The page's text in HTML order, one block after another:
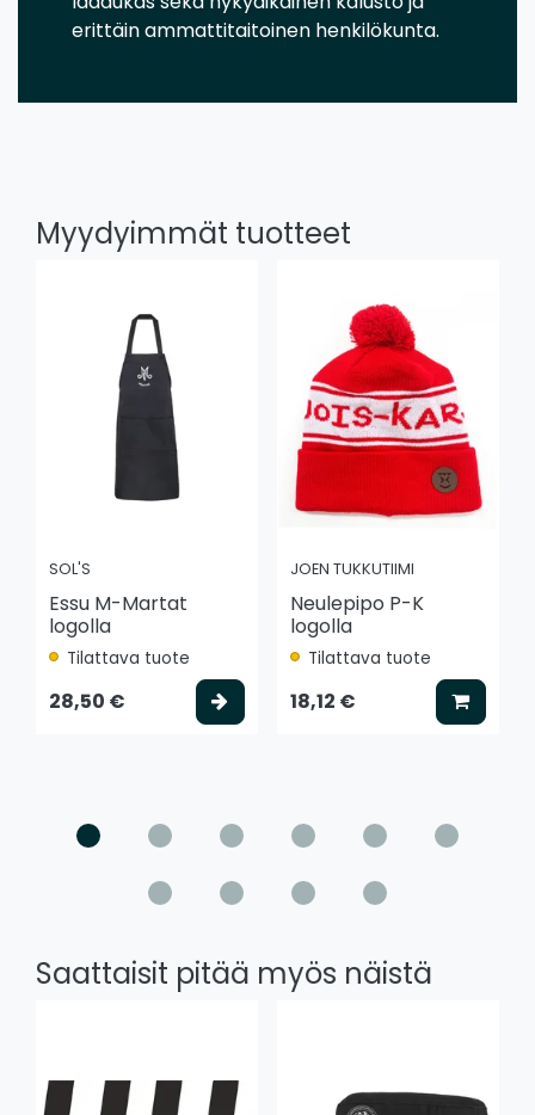
erittäin ammattitaitoinen henkilökunta.
Myydyimmät tuotteet
SOL'S
Essu M-Martat
logolla
Tilattava tuote
28,50 € Valitse vaihtoehto
JOEN TUKKUTIIMI
Neulepipo P-K
logolla
Tilattava tuote
18,12 € Lisää
Saattaisit pitää myös näistä